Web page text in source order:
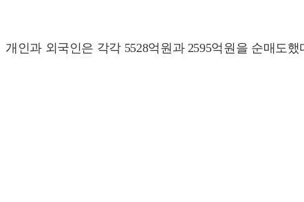
개인과 외국인은 각각 5528억원과 2595억원을 순매도